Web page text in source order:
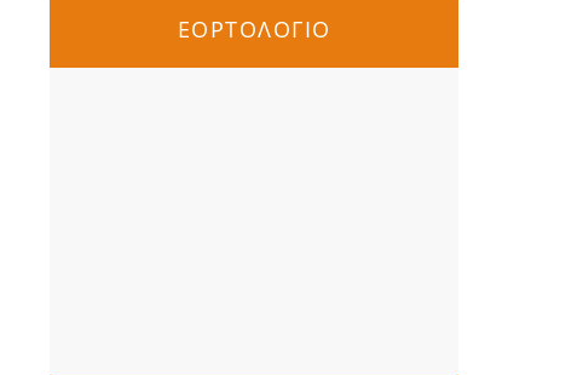
ΕΟΡΤΟΛΟΓΙΟ